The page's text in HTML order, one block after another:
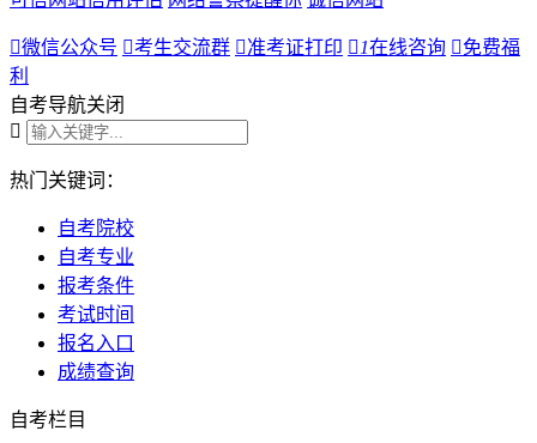
微信公众号 考生交流群 准考证打印  1在线咨询 免费福
利
自考导航关闭

热门关键词：
自考院校
自考专业
报考条件
考试时间
报名入口
成绩查询
自考栏目